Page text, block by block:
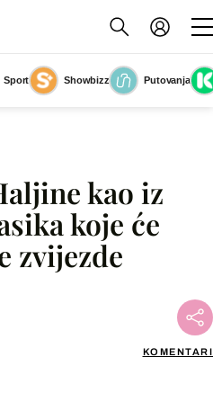
Sport Showbizz Putovanja
MV Mulini Capsule Collection/ Once
(Foto: Tomislav Valent/Viktor Drago)
kao iz
koje će
zvijezde
KOMENTARI